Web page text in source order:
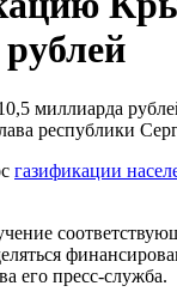
миллиарда
республики
газификации
его пресс-служба.